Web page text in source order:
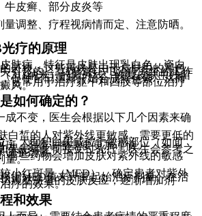
牛皮癣、部分皮炎等
量调整、疗程视病情而定、注意防晒。
疗的原理
肤病，特征是皮肤出现乳白色、瓷白
斑块。这些斑块是由于皮肤中的黑色
引起的。311窄谱UVB治疗系统的工作
311纳米）的紫外线，恢复皮肤中残留
促使它们重新开始合成黑色素，从而
它常用于治疗躯干和四肢等部位治疗
风。
如何确定的？
成不变，医生会根据以下几个因素来确
白皙的人对紫外线更敏感，需要更低的
：大面积白斑或位于敏感部位（如面
斑，剂量调整需要更加谨慎。
果患者之前接受过光疗，医生会参考之
调整剂量。
有些药物会增加皮肤对紫外线的敏感
量。
小红斑量（MED），确定患者对紫外
据MED值来计算起始治疗剂量。在治
观察患者的皮肤反应，逐渐增加剂
疗的效果。
和效果